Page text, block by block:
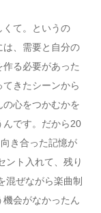
て。というの
は、需要と自分の
る必要があった
きたシーンから
心をつかむかを
んです。だから20
き合った記憶が
ント入れて、残り
混ぜながら楽曲制
会がなかったん